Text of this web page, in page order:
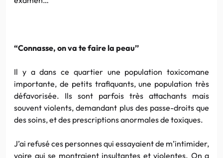
“Connasse, on va te faire la peau’’
Il y a dans ce quartier une population toxicomane
importante, de petits trafiquants, une population très
défavorisée. Ils sont parfois très attachants mais
souvent violents, demandant plus des passe-droits que
des soins, et des prescriptions anormales de toxiques.
J’ai refusé ces personnes qui essayaient de m’intimider,
voire qui se montraient insultantes et violentes. On a